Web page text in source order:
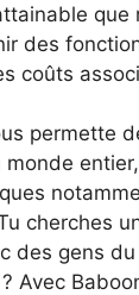
que
des
coûts
permette
cherches
des gens
Avec